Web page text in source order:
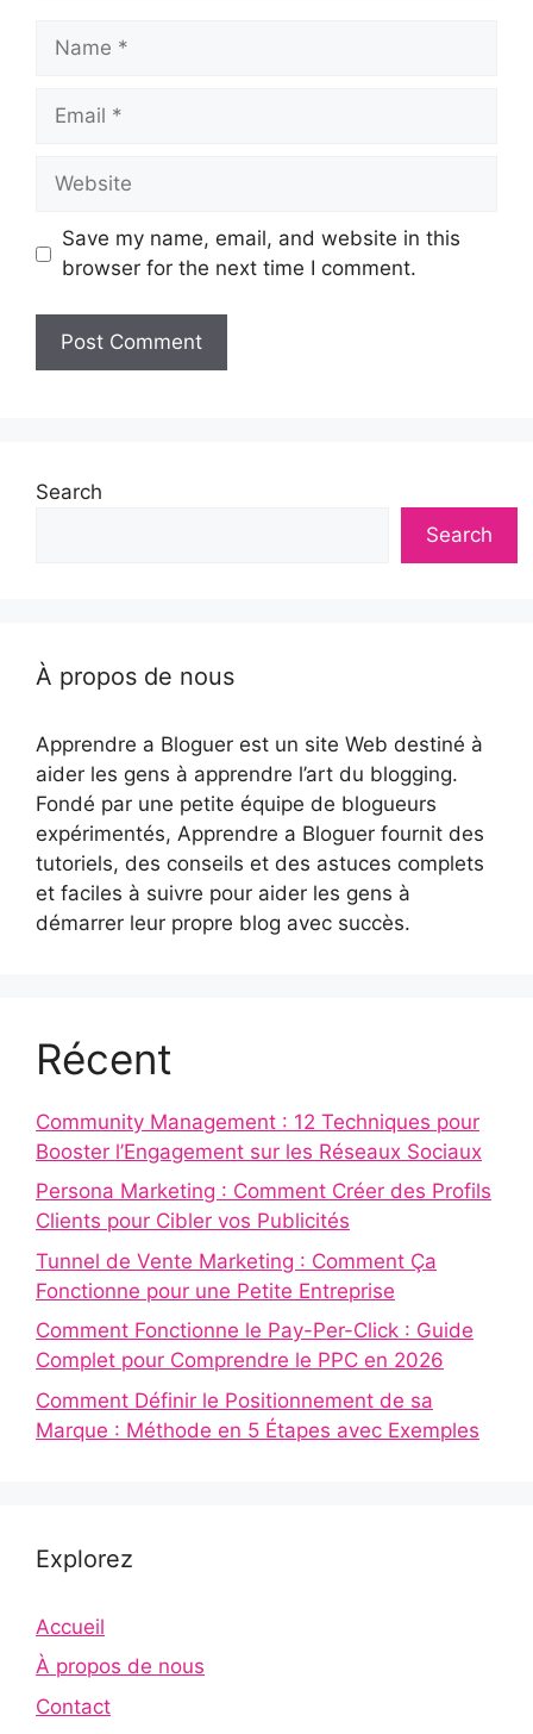
Name
Email
Website
Save my name, email, and website in this
browser for the next time I comment.
Search
Search
À propos de nous
Apprendre a Bloguer est un site Web destiné à
aider les gens à apprendre l’art du blogging.
Fondé par une petite équipe de blogueurs
expérimentés, Apprendre a Bloguer fournit des
tutoriels, des conseils et des astuces complets
et faciles à suivre pour aider les gens à
démarrer leur propre blog avec succès.
Récent
Community Management : 12 Techniques pour
Booster l’Engagement sur les Réseaux Sociaux
Persona Marketing : Comment Créer des Profils
Clients pour Cibler vos Publicités
Tunnel de Vente Marketing : Comment Ça
Fonctionne pour une Petite Entreprise
Comment Fonctionne le Pay-Per-Click : Guide
Complet pour Comprendre le PPC en 2026
Comment Définir le Positionnement de sa
Marque : Méthode en 5 Étapes avec Exemples
Explorez
Accueil
À propos de nous
Contact